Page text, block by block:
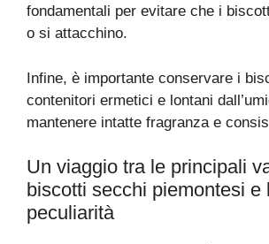
fondamentali per evitare che i
o si attacchino.
Infine, è importante conservare i
contenitori ermetici e lontani
mantenere intatte fragranza e
Un viaggio tra le principali
biscotti secchi piemontesi e
peculiarità